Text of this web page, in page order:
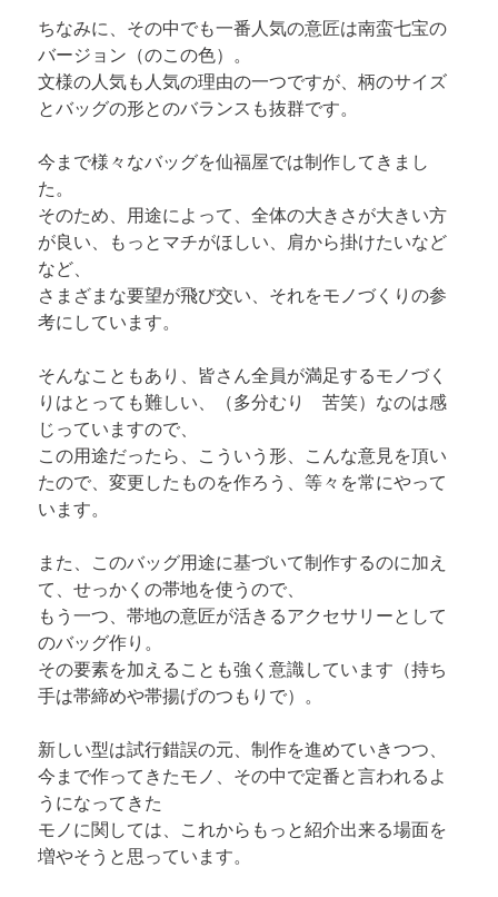
ちなみに、その中でも一番人気の意匠は南蛮七宝の
バージョン（のこの色）。
文様の人気も人気の理由の一つですが、柄のサイズ
とバッグの形とのバランスも抜群です。
今まで様々なバッグを仙福屋では制作してきまし
た。
そのため、用途によって、全体の大きさが大きい方
が良い、もっとマチがほしい、肩から掛けたいなど
など、
さまざまな要望が飛び交い、それをモノづくりの参
考にしています。
そんなこともあり、皆さん全員が満足するモノづく
りはとっても難しい、（多分むり　苦笑）なのは感
じっていますので、
この用途だったら、こういう形、こんな意見を頂い
たので、変更したものを作ろう、等々を常にやって
います。
また、このバッグ用途に基づいて制作するのに加え
て、せっかくの帯地を使うので、
もう一つ、帯地の意匠が活きるアクセサリーとして
のバッグ作り。
その要素を加えることも強く意識しています（持ち
手は帯締めや帯揚げのつもりで）。
新しい型は試行錯誤の元、制作を進めていきつつ、
今まで作ってきたモノ、その中で定番と言われるよ
うになってきた
モノに関しては、これからもっと紹介出来る場面を
増やそうと思っています。